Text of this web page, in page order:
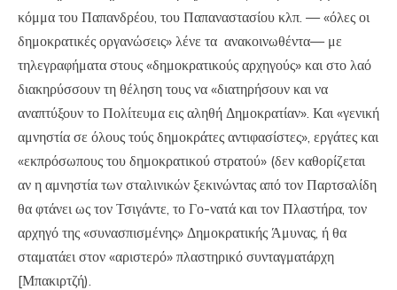
κόμμα του Παπανδρέου, του Παπαναστασίου κλπ. — «όλες οι
δημοκρατικές οργανώσεις» λένε τα ανακοινωθέντα— με
τηλεγραφήματα στους «δημοκρατικούς αρχηγούς» και στο λαό
διακηρύσσουν τη θέληση τους να «διατηρήσουν και να
αναπτύξουν το Πολίτευμα εις αληθή Δημοκρατίαν». Και «γενική
αμνηστία σε όλους τούς δημοκράτες αντιφασίστες», εργάτες και
«εκπρόσωπους του δημοκρατικού στρατού» (δεν καθορίζεται
αν η αμνηστία των σταλινικών ξεκινώντας από τον Παρτσαλίδη
θα φτάνει ως τον Τσιγάντε, το Γο-νατά και τον Πλαστήρα, τον
αρχηγό της «συνασπισμένης» Δημοκρατικής Άμυνας, ή θα
σταματάει στον «αριστερό» πλαστηρικό συνταγματάρχη
[Μπακιρτζή).